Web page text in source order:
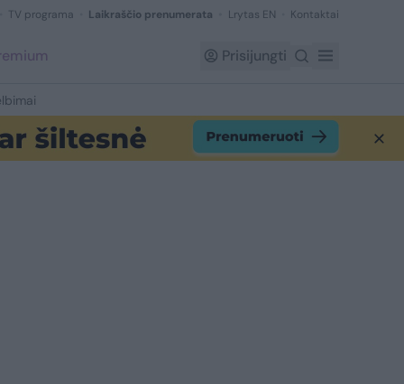
TV programa Laikraščio prenumerata Lrytas EN Kontaktai
Prisijungti